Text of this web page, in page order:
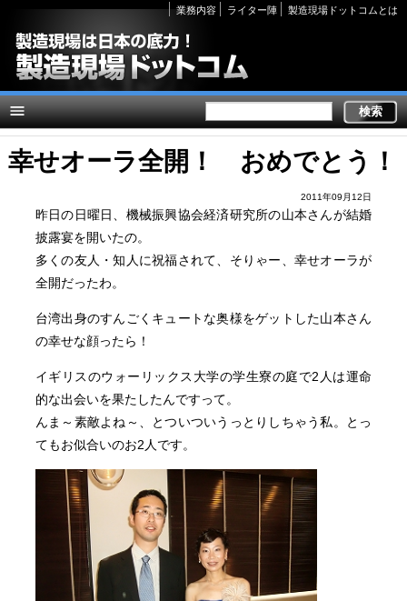
Secondary
links
業務内容 ライター陣 製造現場ドットコムとは
幸せオーラ全開！ おめでとう！
2011年09月12日
昨日の日曜日、機械振興協会経済研究所の山本さんが結婚
披露宴を開いたの。
多くの友人・知人に祝福されて、そりゃー、幸せオーラが
全開だったわ。
台湾出身のすんごくキュートな奥様をゲットした山本さん
の幸せな顔ったら！
イギリスのウォーリックス大学の学生寮の庭で2人は運命
的な出会いを果たしたんですって。
んま～素敵よね～、とついついうっとりしちゃう私。とっ
てもお似合いのお2人です。